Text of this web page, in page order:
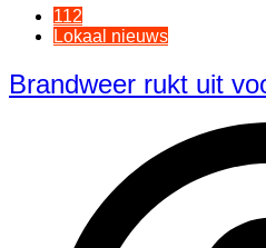
112
Lokaal nieuws
Brandweer rukt uit